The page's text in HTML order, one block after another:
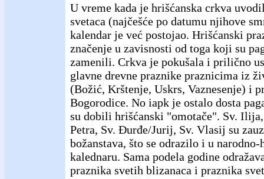
U vreme kada je hrišćanska crkva
svetaca (najčešće po datumu njihove
kalendar je već postojao. Hrišćanski
značenje u zavisnosti od toga koji su
zamenili. Crkva je pokušala i prilično
glavne drevne praznike praznicima iz
(Božić, Krštenje, Uskrs, Vaznesenje) i
Bogorodice. No iapk je ostalo dosta
su dobili hrišćanski "omotače". Sv.
Petra, Sv. Đurđe/Jurij, Sv. Vlasij su
božanstava, što se odrazilo i u narodno-
kalednaru. Sama podela godine
praznika svetih blizanaca i praznika